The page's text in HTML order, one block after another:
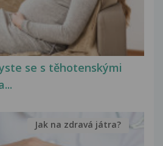
se s těhotenskými
Jak na zdravá játra?